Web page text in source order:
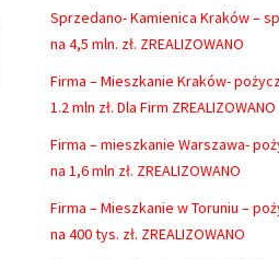
Sprzedano- Kamienica Kraków –
na 4,5 mln. zł. ZREALIZOWANO
Firma – Mieszkanie Kraków-
1.2 mln zł. Dla Firm ZREALIZOWANO
Firma – mieszkanie Warszawa-
na 1,6 mln zł. ZREALIZOWANO
Firma – Mieszkanie w Toruniu –
na 400 tys. zł. ZREALIZOWANO